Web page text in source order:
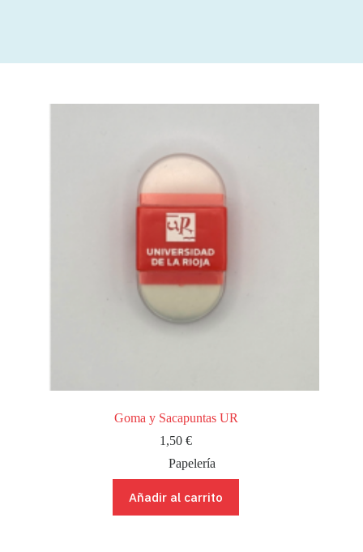
Goma y Sacapuntas UR
1,50€
Papelería
Añadir al carrito